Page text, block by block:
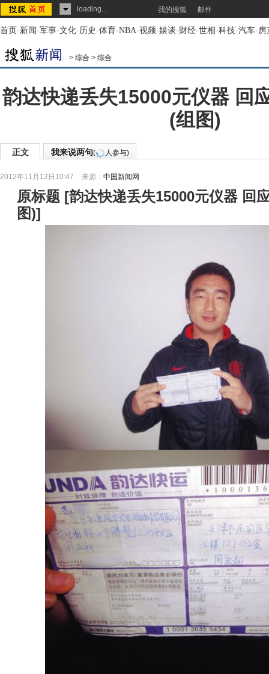
loading... 我的搜狐 邮件
首页-新闻-军事-文化-历史-体育-NBA-视频-娱谈-财经-世相-科技-汽车-房
> 综合 > 综合
韵达快递丢失15000元仪器 回
(组图)
正文 我来说两句( 人参与)
2012年11月12日10:47 来源： 中国新闻网
原标题 [韵达快递丢失15000元仪器 回
图)]